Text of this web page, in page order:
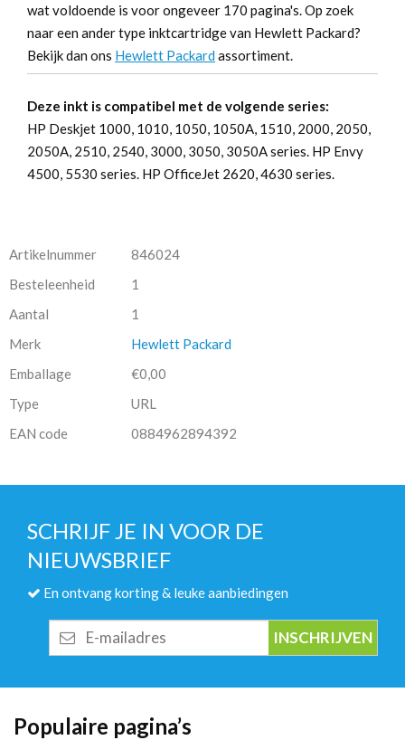
wat voldoende is voor ongeveer 170 pagina's. Op zoek
naar een ander type inktcartridge van Hewlett Packard?
Bekijk dan ons Hewlett Packard assortiment.
Deze inkt is compatibel met de volgende series:
HP Deskjet 1000, 1010, 1050, 1050A, 1510, 2000, 2050,
2050A, 2510, 2540, 3000, 3050, 3050A series. HP Envy
4500, 5530 series. HP OfficeJet 2620, 4630 series.
Artikelnummer
846024
Besteleenheid
1
Aantal
1
Merk
Hewlett Packard
Emballage
€0,00
Type
URL
EAN code
0884962894392
SCHRIJF JE IN VOOR DE
NIEUWSBRIEF
En ontvang korting & leuke aanbiedingen
mailadres
Populaire pagina’s